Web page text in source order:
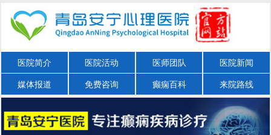
医院简介 医院活动 医师团队 医院新闻
媒体报道 免费咨询 癫痫百科 来院路线